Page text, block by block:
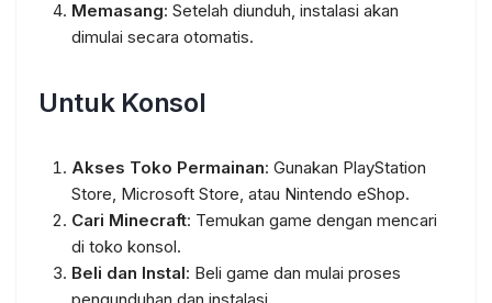
Memasang: Setelah diunduh, instalasi akan
dimulai secara otomatis.
Untuk Konsol
Akses Toko Permainan: Gunakan PlayStation
Store, Microsoft Store, atau Nintendo eShop.
Cari Minecraft: Temukan game dengan mencari
di toko konsol.
Beli dan Instal: Beli game dan mulai proses